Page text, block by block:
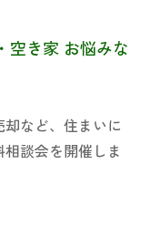
空き家 お悩みな
など、住まいに
談会を開催しま